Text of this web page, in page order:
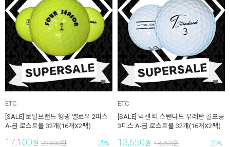
ETC
[SALE] 토탈브랜드 형광 옐로우 2피스
A-급 로스트볼 32개(16개X2팩)
17,100원 22,800원 25%
ETC
[SALE] 넥센 티 스탠다드 우레탄 골프공
3피스 A-급 로스트볼 32개(16개X2팩)
13,650원 18,200원 25%